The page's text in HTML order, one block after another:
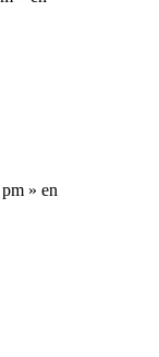
» en